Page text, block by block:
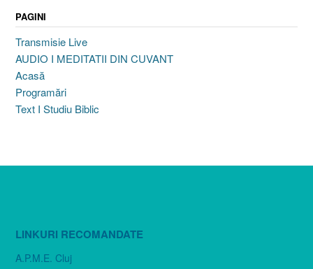
PAGINI
Transmisie Live
AUDIO I MEDITATII DIN CUVANT
Acasă
Programări
Text I Studiu Biblic
LINKURI RECOMANDATE
A.P.M.E. Cluj